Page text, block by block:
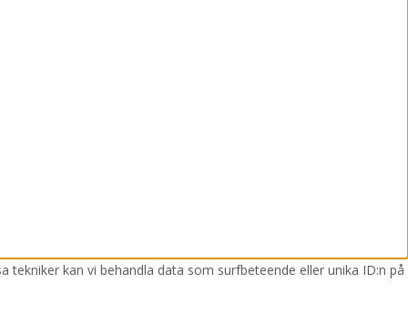
kan vi behandla data som surfbeteende eller unika ID:n på